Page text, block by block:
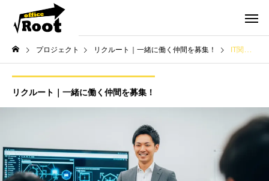
プロジェクト リクルート｜一緒に働く仲間を募集！ IT関連の研修・セミナー講師を募集
リクルート｜一緒に働く仲間を募集！